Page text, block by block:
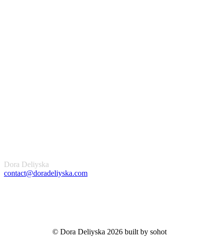
Dora Deliyska
contact@doradeliyska.com
© Dora Deliyska 2026 built by sohot